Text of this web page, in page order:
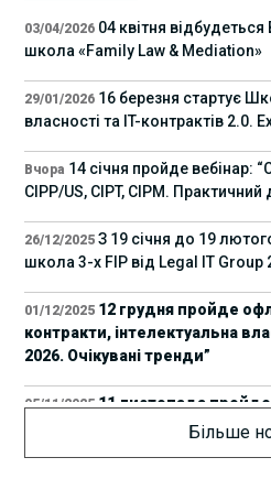
03/04/2026 04 квітня
школа «Family Law & Mediation»
29/01/2026 16 березня стартує
власності та IT-контрактів 2.0.
Вчора 14 січня пройде вебінар:
CIPP/US, CIPT, CIPM. Практичний
26/12/2025 З 19 січня до 19
школа 3-х FIP від Legal IT Group
01/12/2025 12 грудня пройде
контракти, інтелектуальна
2026. Очікувані тренди”
05/11/2025 11 листопада пройде
прайвесі, IP та комплаєнс
Більше